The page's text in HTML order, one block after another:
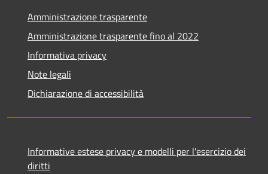
Amministrazione trasparente
Amministrazione trasparente fino al 2022
Informativa privacy
Note legali
Dichiarazione di accessibilità
Informative estese privacy e modelli per l'esercizio dei
diritti